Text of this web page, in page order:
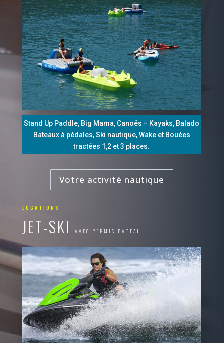
Stand Up Paddle, Big Mama, Canoës – Kayaks, Balado
Bateaux à pédales, Ski nautique, Wake et Bouées
tractées 1,2 et 3 places.
Votre activité nautique
LOCATIONS
JET-SKI AVEC PERMIS BATEAU